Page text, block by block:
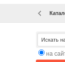
на